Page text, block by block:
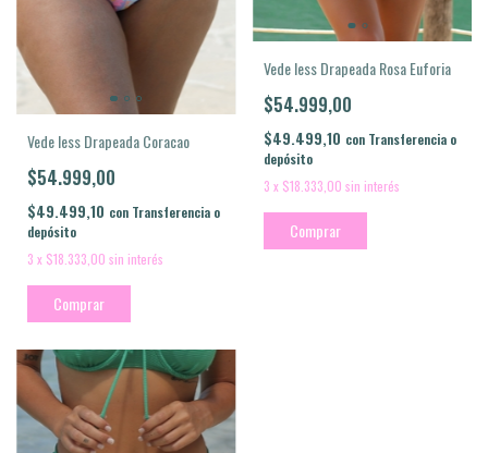
Vede less Drapeada Coracao
$54.999,00
$49.499,10 con Transferencia o
depósito
3 x $18.333,00 sin interés
Comprar
Vede less Drapeada Rosa Euforia
$54.999,00
$49.499,10 con Transferencia o
depósito
3 x $18.333,00 sin interés
Comprar